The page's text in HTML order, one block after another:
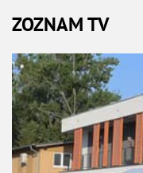
ZOZNAM TV